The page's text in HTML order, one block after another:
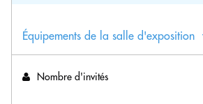
Équipements de la salle d'exposition
Nombre d'invités